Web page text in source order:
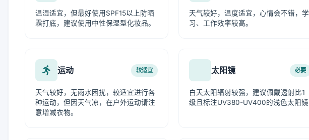
温湿适宜，但最好使用SPF15以上防晒
霜打底，建议使用中性保湿型化妆品。
天气较好，温度适宜，心情会不错，学
习、工作效率较高。
运动 较适宜
天气较好，无雨水困扰，较适宜进行各
种运动，但因天气凉，在户外运动请注
意增减衣物。
太阳镜 必要
白天太阳辐射较强，建议佩戴透射比1
级且标注UV380-UV400的浅色太阳镜